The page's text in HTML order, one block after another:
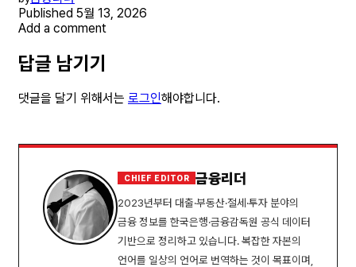
Published 5월 13, 2026
Add a comment
답글 남기기
댓글을 달기 위해서는 로그인해야합니다.
CHIEF EDITOR 금융리더
2023년부터 대출·부동산·절세·투자 분야의
금융 정보를 한국은행·금융감독원 공식 데이터
기반으로 정리하고 있습니다. 복잡한 자본의
언어를 일상의 언어로 번역하는 것이 목표이며,